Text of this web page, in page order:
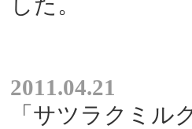
2011.04.21
「サツラクミル